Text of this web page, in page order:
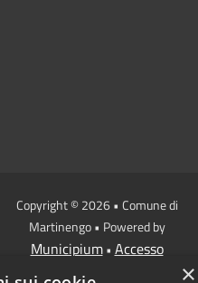
Copyright © 2026 • Comune di
Martinengo • Powered by
Municipium• Accesso
redazione
×